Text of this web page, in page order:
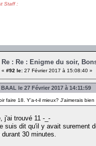
Staff :
Re : Re : Enigme du soir,
« #92 le: 27 Février 2017 à 15:08:40 »
le 27 Février 2017 à 14:11:59
faire 18. Y'a-t-il mieux? J'aimerais
j'ai trouvé 11 -_-
suis dit qu'il y avait surement
30 minutes.